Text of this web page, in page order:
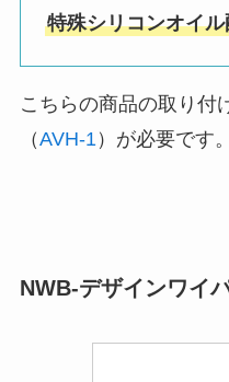
特殊シリコンオイ
こちらの商品の取り付
（AVH-1 ）が必要です。
NWB-デザインワイ